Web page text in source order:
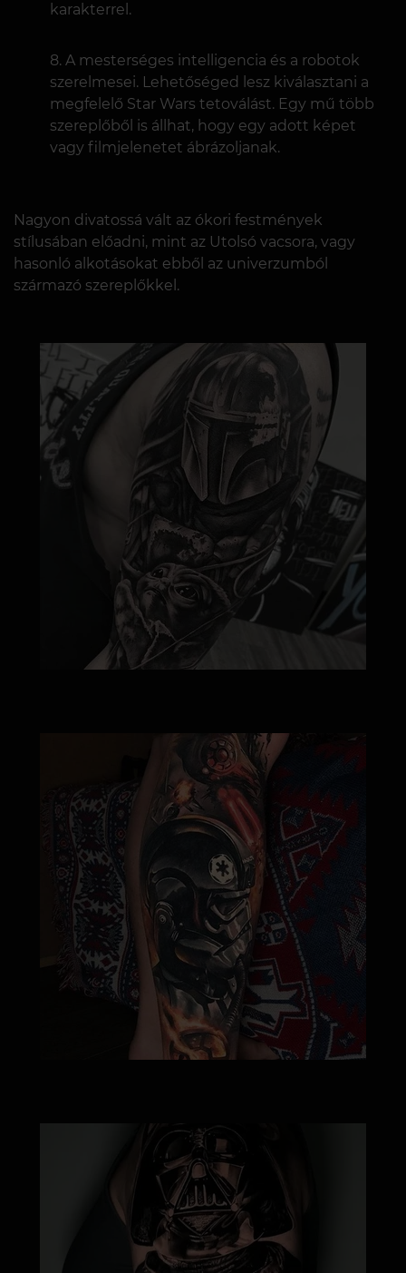
karakterrel.
A mesterséges intelligencia és a robotok
szerelmesei. Lehetőséged lesz kiválasztani a
megfelelő Star Wars tetoválást. Egy mű több
szereplőből is állhat, hogy egy adott képet
vagy filmjelenetet ábrázoljanak.
Nagyon divatossá vált az ókori festmények
stílusában előadni, mint az Utolsó vacsora, vagy
hasonló alkotásokat ebből az univerzumból
származó szereplőkkel.